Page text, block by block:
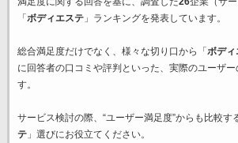
「 ボディエステ」ランキングを発表しています。
総合満足度だけでなく、様々な切り口から「 ボディ
に回答者の口コミや評判といった、実際のユーザー
す。
サービス検討の際、“ユーザー満足度”からも比較す
テ」選びにお役立てください。